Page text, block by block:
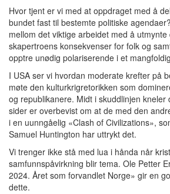
Hvor tjent er vi med at oppdraget med å
bundet fast til bestemte politiske
mellom det viktige arbeidet med å
skapertroens konsekvenser for folk og
opptre unødig polariserende i et
I USA ser vi hvordan moderate krefter på
møte den kulturkrigretorikken som
og republikanere. Midt i skuddlinjen kneler
sider er overbevist om at de med den
i en uunngåelig «Clash of Civilizations»,
Samuel Huntington har uttrykt det.
Vi trenger ikke stå med lua i hånda når
samfunnspåvirkning blir tema. Ole Petter
2024. Året som forvandlet Norge» gir en
dette.